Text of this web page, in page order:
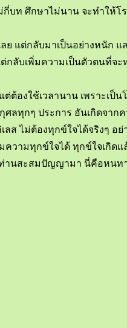
กี่บท ศึกษาไม่นาน จะทำให้โ
แต่กลับมาเป็นอย่างหนัก แล
กลับเพิ่มความเป็นตัวตนที่จ
องใช้เวลานาน เพราะเป็น
ลทุกๆ ประการ อันเกิดจากค
ส ไม่ต้องทุกข์ใจได้จริงๆ อย่
วามทุกข์ใจได้ ทุกข์ใจเกิดแ
ท่านสะสมปัญญามา นี่คือหนท